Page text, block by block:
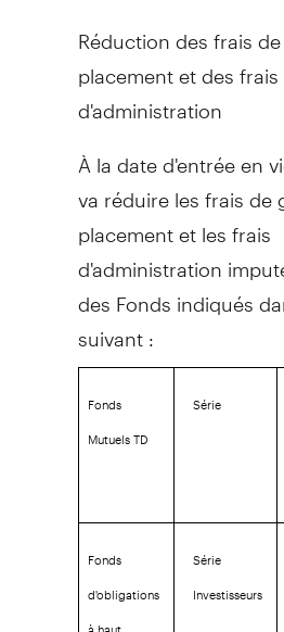
Réduction des frais
placement et des frais
d'administration
À la date d'entrée en
va réduire les frais de
placement et les frais
d'administration
des Fonds indiqués
suivant :
Fonds
Mutuels TD
Série
Fonds
d'obligations
à haut
Série
Investisseurs